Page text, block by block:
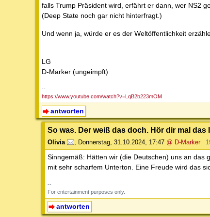
falls Trump Präsident wird, erfährt er dann, wer NS2
(Deep State noch gar nicht hinterfragt.)
Und wenn ja, würde er es der Weltöffentlichkeit
LG
D-Marker (ungeimpft)
--
https://www.youtube.com/watch?v=LqB2b223mOM
antworten
So was. Der weiß das doch. Hör dir mal
Olivia , Donnerstag, 31.10.2024, 17:47 @ D-Marker
Sinngemäß: Hätten wir (die Deutschen) uns an das
mit sehr scharfem Unterton. Eine Freude wird das
--
For entertainment purposes only.
antworten